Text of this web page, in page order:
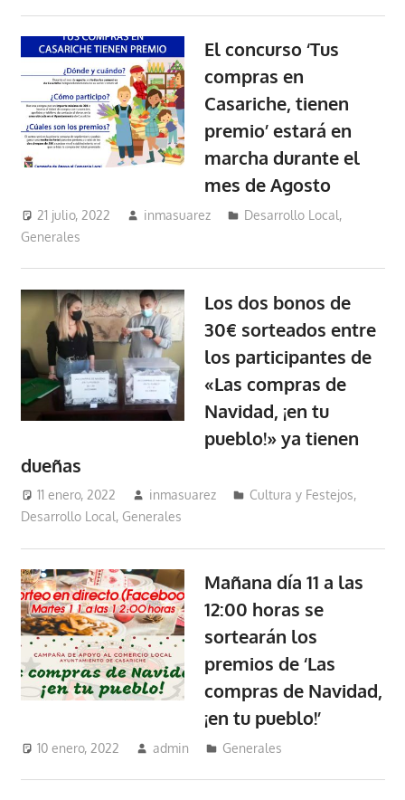
El concurso ‘Tus
compras en
Casariche, tienen
premio’ estará en
marcha durante el
mes de Agosto
21 julio, 2022 inmasuarez Desarrollo Local,
Generales
Los dos bonos de
30€ sorteados entre
los participantes de
«Las compras de
Navidad, ¡en tu
pueblo!» ya tienen
dueñas
11 enero, 2022 inmasuarez Cultura y Festejos,
Desarrollo Local, Generales
Mañana día 11 a las
12:00 horas se
sortearán los
premios de ‘Las
compras de Navidad,
¡en tu pueblo!’
10 enero, 2022 admin Generales